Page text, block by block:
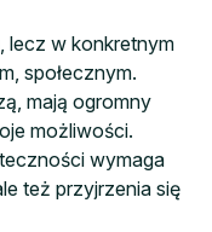
lecz w konkretnym
społecznym.
mają ogromny
możliwości.
wymaga
też przyjrzenia się